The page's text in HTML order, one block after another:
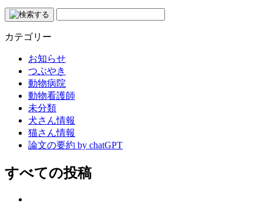
カテゴリー
お知らせ
つぶやき
動物病院
動物看護師
未分類
犬さん情報
猫さん情報
論文の要約 by chatGPT
すべての投稿